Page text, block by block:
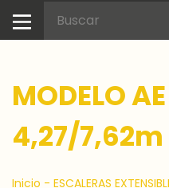
MODELO
4,27/7,62m
Inicio - ESCALERAS